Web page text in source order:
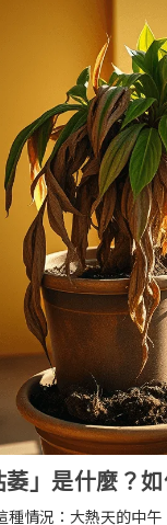
萎」是什麼？
種情況 ：大熱天的中